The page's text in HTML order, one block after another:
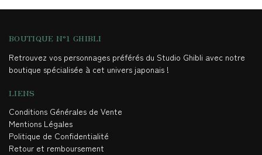
BOUTIQUE N°1 GHIBLI
Retrouvez vos personnages préférés du Studio Ghibli avec notre
boutique spécialisée à cet univers japonais !
LIENS
Conditions Générales de Vente
Mentions Légales
Politique de Confidentialité
Retour et remboursement